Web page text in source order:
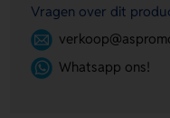
Vragen over dit
Whatsapp ons!